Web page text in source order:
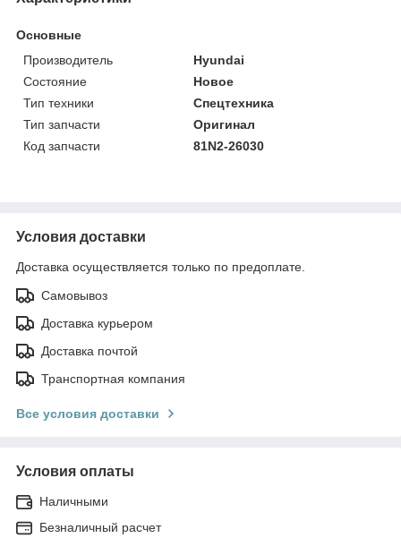
Основные
Производитель
Hyundai
Состояние
Новое
Тип техники
Спецтехника
Тип запчасти
Оригинал
Код запчасти
81N2-26030
Условия доставки
Доставка осуществляется только по предоплате.
Самовывоз
Доставка курьером
Доставка почтой
Транспортная компания
Все условия доставки
Условия оплаты
Наличными
Безналичный расчет